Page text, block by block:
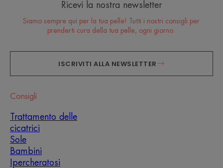
Ricevi la nostra newsletter
Siamo sempre qui per la tua pelle! Tutti i nostri consigli per
prenderti cura della tua pelle, ogni giorno.
ISCRIVITI ALLA NEWSLETTER
Consigli
Trattamento delle
cicatrici
Sole
Bambini
Ipercheratosi